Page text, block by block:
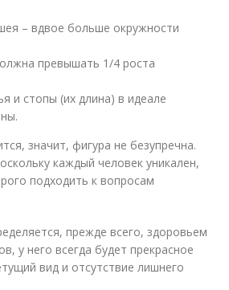
– вдвое больше окружности
превышать 1/4 роста
и стопы (их длина) в идеале
значит, фигура не безупречна.
каждый человек уникален,
подходить к вопросам
прежде всего, здоровьем
у него всегда будет прекрасное
вид и отсутствие лишнего